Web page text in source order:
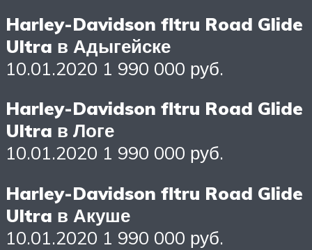
Harley-Davidson fltru Road Glide
Ultra в Адыгейске
10.01.2020 1 990 000 руб.
Harley-Davidson fltru Road Glide
Ultra в Логе
10.01.2020 1 990 000 руб.
Harley-Davidson fltru Road Glide
Ultra в Акуше
10.01.2020 1 990 000 руб.